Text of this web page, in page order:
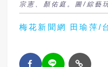
宗憲、顏佑庭。圖/綜藝
梅花新聞網 田瑜萍/